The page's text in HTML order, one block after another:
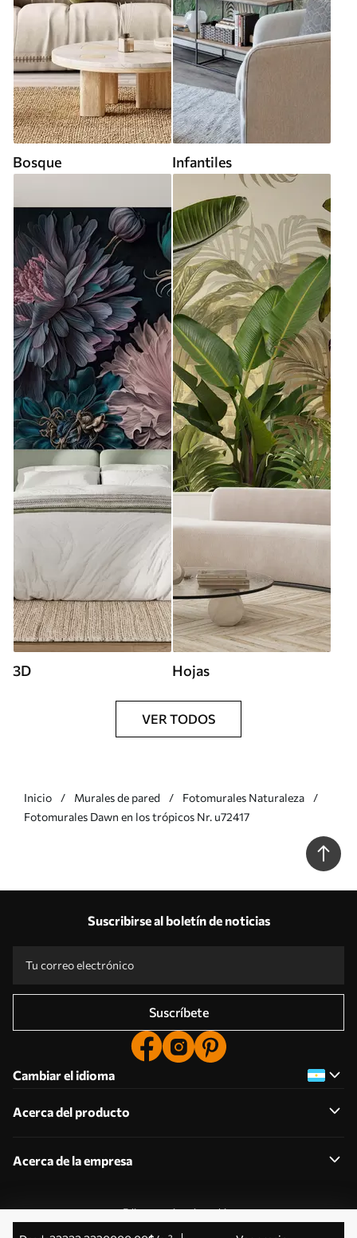
Bosque Infantiles
3D Hojas
VER TODOS
Inicio Murales de pared
Fotomurales Naturaleza
Fotomurales Dawn en los trópicos Nr. u72417
Suscribirse al boletín de noticias
Suscríbete
Cambiar el idioma
Acerca del producto
Acerca de la empresa
Editar permisos de cookies
© 2011-2026 Uwalls . Todos los derechos reservados.